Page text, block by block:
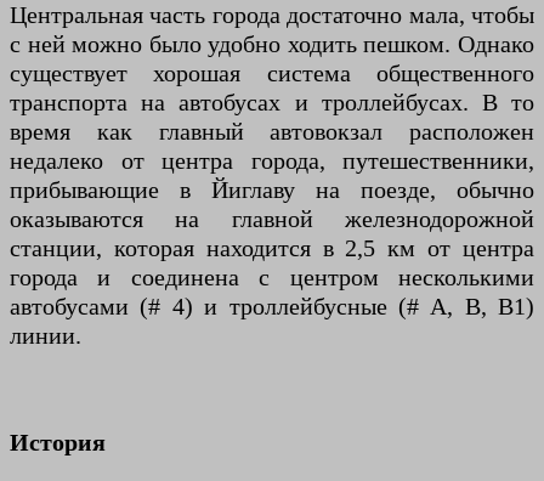
Центральная часть города достаточно мала, чтобы
с ней можно было удобно ходить пешком. Однако
существует хорошая система общественного
транспорта на автобусах и троллейбусах. В то
время как главный автовокзал расположен
недалеко от центра города, путешественники,
прибывающие в Йиглаву на поезде, обычно
оказываются на главной железнодорожной
станции, которая находится в 2,5 км от центра
города и соединена с центром несколькими
автобусами (# 4) и троллейбусные (# A, B, B1)
линии.
История